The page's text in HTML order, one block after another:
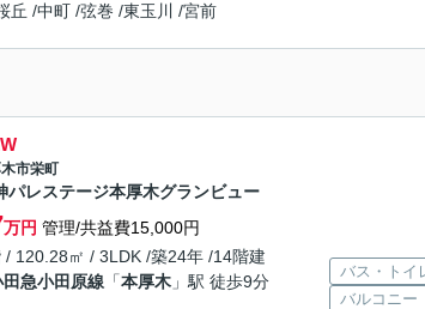
丘 /中町 /弦巻 /東玉川 /宮前
市栄町
パレステージ本厚木グランビュー
万円 管理/共益費15,000円
/ 120.28㎡ / 3LDK /築24年 /14階建
田急小田原線 「本厚木 」駅 徒歩9分
バス・トイ
バルコニー